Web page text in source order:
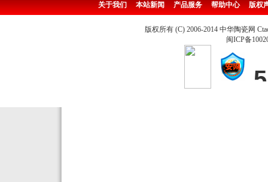
关于我们 本站新闻 产品服务 帮助中心 版权
版权所有 (C) 2006-2014 中华陶瓷网
闽ICP备